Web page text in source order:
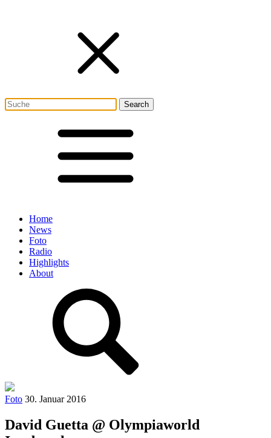
Home
News
Foto
Radio
Highlights
About
Foto 30. Januar 2016
David Guetta @ Olympiaworld